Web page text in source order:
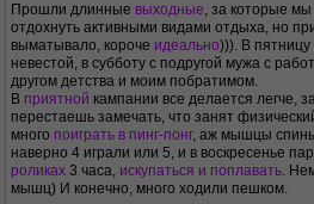
Прошли длинные выходные, за которые мы
отдохнуть активными видами отдыха, но
выматывало, короче идеально))). В
невестой, в субботу с подругой мужа с
другом детства и моим побратимом.
В приятной кампании все делается легче,
перестаешь замечать, что занят
много поиграть в пинг-понг, аж мышцы
наверно 4 играли или 5, и в воскресенье
роликах 3 часа, искупаться и поплавать.
мышц) И конечно, много ходили пешком.